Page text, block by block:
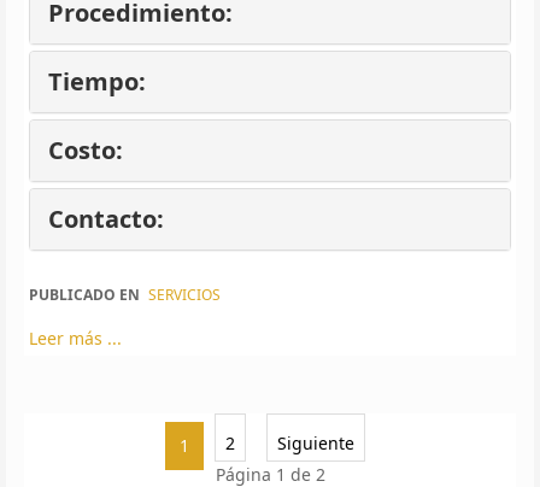
Procedimiento:
Tiempo:
Costo:
Contacto:
PUBLICADO EN SERVICIOS
Leer más ...
1 2
Siguiente
Página 1 de 2